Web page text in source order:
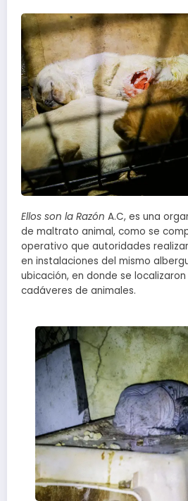
Ellos son la Razón A.C, es una
de maltrato animal, como se
operativo que autoridades
en instalaciones del mismo
ubicación, en donde se
cadáveres de animales.